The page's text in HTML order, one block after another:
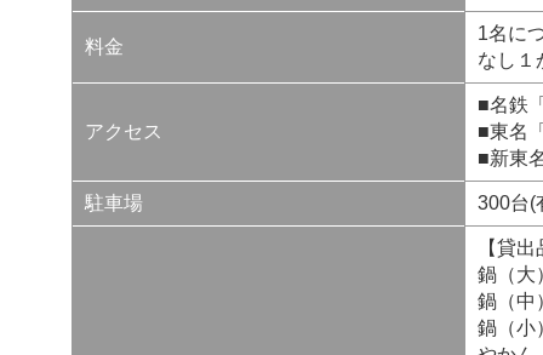
料金
1名に
なし
アクセス
■名鉄
■東名
■新東
駐車場 300台(
【貸
鍋（
鍋（
鍋（